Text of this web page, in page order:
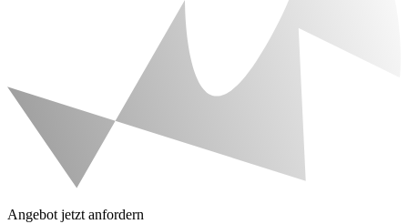
Angebot jetzt anfordern